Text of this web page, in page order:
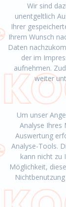
Wir sind
unentgeltlich
Ihrer
Ihrem Wunsch
Daten
der im
aufnehmen.
weiter
Um unser
Analyse Ihres
Auswertung
Analyse-Tools.
kann nicht zu
Möglichkeit,